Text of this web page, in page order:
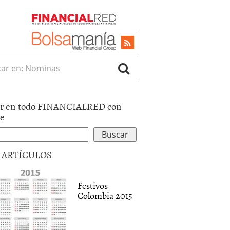
en:
en todo FINANCIALRED con
ARTÍCULOS
Festivos
Colombia 2015